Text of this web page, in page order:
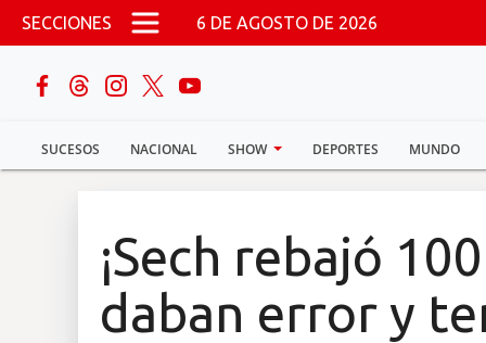
Pasar al contenido principal
SECCIONES 6 DE AGOSTO DE 2026
SUCESOS NACIONAL SHOW DEPORTES MUNDO
buscar
Sucesos
¡Sech rebajó
daban error y